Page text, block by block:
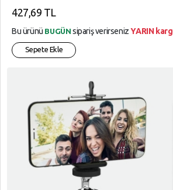
427,69 TL
Bu ürünü BUGÜN sipariş verirsenizYARIN
Sepete Ekle